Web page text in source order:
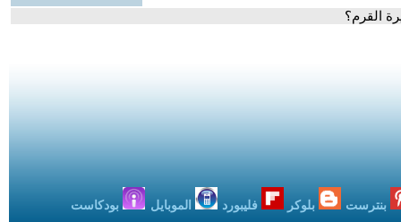
القرم؟
بنترست بلوكر فليبورد الموبايل بودكاست